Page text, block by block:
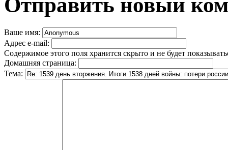
Отправить новый
Ваше имя:
Адрес e-mail:
Содержимое этого поля хранится скрыто и не будет
Домашняя страница:
Тема: